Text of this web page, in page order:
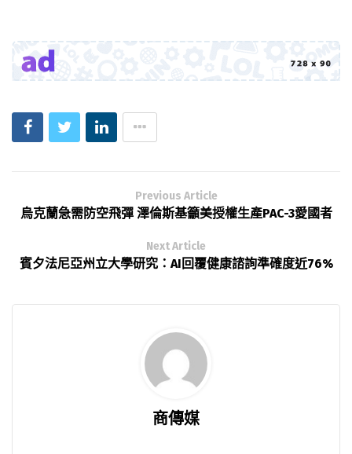
Previous Article
烏克蘭急需防空飛彈 澤倫斯基籲美授權生產PAC-3愛國者
Next Article
賓夕法尼亞州立大學研究：AI回覆健康諮詢準確度近76%
商傳媒